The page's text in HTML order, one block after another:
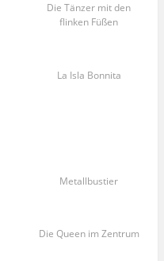
Die Tänzer mit den
flinken Füßen
La Isla Bonnita
Metallbustier
Die Queen im Zentrum